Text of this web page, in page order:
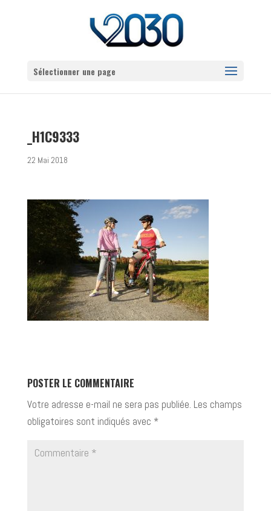
Sélectionner une page
_H1C9333
22 Mai 2018
POSTER LE COMMENTAIRE
Votre adresse e-mail ne sera pas publiée. Les champs
obligatoires sont indiqués avec *